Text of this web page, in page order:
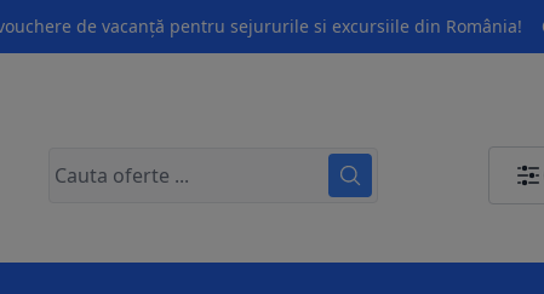
de vacanță pentru sejururile si excursiile din România!